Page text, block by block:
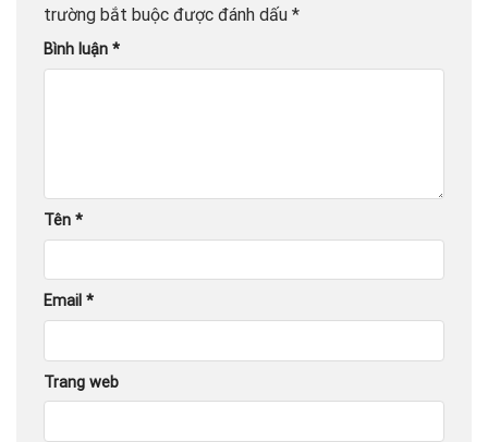
trường bắt buộc được đánh dấu *
Bình luận *
Tên *
Email *
Trang web